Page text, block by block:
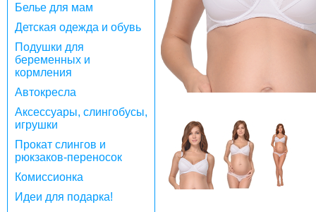
Белье для мам
Детская одежда и обувь
Подушки для
беременных и
кормления
Автокресла
Аксессуары, слингобусы,
игрушки
Прокат слингов и
рюкзаков-переносок
Комиссионка
Идеи для подарка!